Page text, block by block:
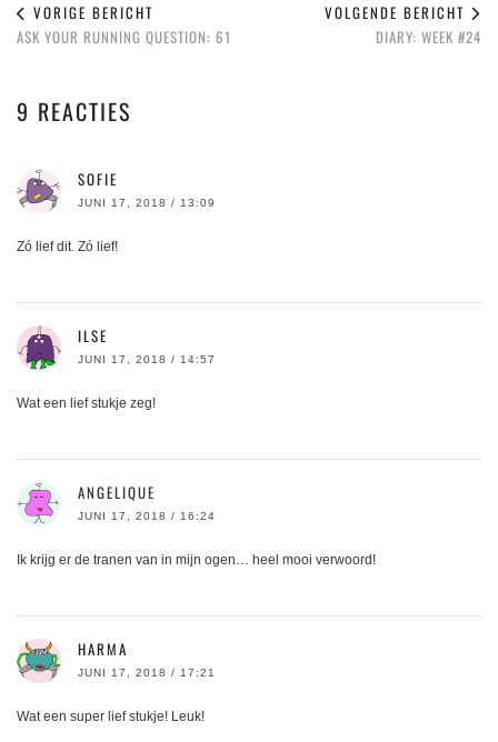
VORIGE BERICHT
ASK YOUR RUNNING QUESTION: 61
VOLGENDE BERICHT
DIARY: WEEK #24
9 REACTIES
SOFIE
JUNI 17, 2018 / 13:09
Zó lief dit. Zó lief!
ILSE
JUNI 17, 2018 / 14:57
Wat een lief stukje zeg!
ANGELIQUE
JUNI 17, 2018 / 16:24
Ik krijg er de tranen van in mijn ogen… heel mooi verwoord!
HARMA
JUNI 17, 2018 / 17:21
Wat een super lief stukje! Leuk!